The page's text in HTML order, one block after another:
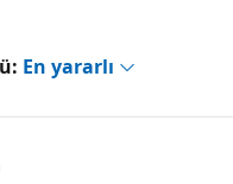
En yararlı